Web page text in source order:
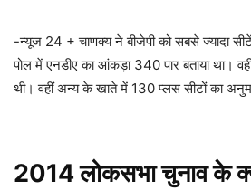
-न्यूज 24 + चाणक्य ने बीजेपी को सबसे ज्यादा
पोल में एनडीए का आंकड़ा 340 पार बताया था।
थी। वहीं अन्य के खाते में 130 प्लस सीटों का
2014 लोकसभा चुनाव के